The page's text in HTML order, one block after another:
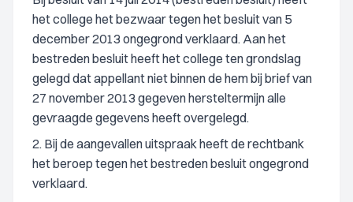
het college het bezwaar tegen het besluit van 5
december 2013 ongegrond verklaard. Aan het
bestreden besluit heeft het college ten grondslag
gelegd dat appellant niet binnen de hem bij brief van
27 november 2013 gegeven hersteltermijn alle
gevraagde gegevens heeft overgelegd.
2. Bij de aangevallen uitspraak heeft de rechtbank
het beroep tegen het bestreden besluit ongegrond
verklaard.